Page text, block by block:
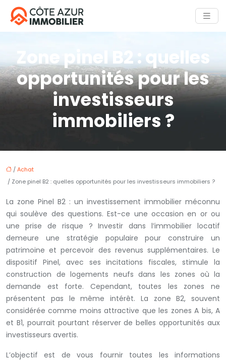
Zone pinel B2 : quelles
opportunités pour les
investisseurs
immobiliers ?
/Achat
/ Zone pinel B2 : quelles opportunités pour les investisseurs immobiliers ?
La zone Pinel B2 : un investissement immobilier méconnu
qui soulève des questions. Est-ce une occasion en or ou
une prise de risque ? Investir dans l’immobilier locatif
demeure une stratégie populaire pour construire un
patrimoine et percevoir des revenus supplémentaires. Le
dispositif Pinel, avec ses incitations fiscales, stimule la
construction de logements neufs dans les zones où la
demande est forte. Cependant, toutes les zones ne
présentent pas le même intérêt. La zone B2, souvent
considérée comme moins attractive que les zones A bis, A
et B1, pourrait pourtant réserver de belles opportunités aux
investisseurs avertis.
L’objectif est de vous fournir toutes les informations